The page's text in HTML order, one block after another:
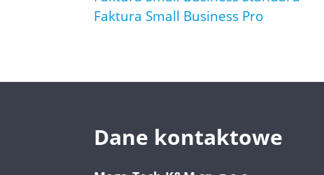
Faktura Small Business Pro
Dane kontaktowe